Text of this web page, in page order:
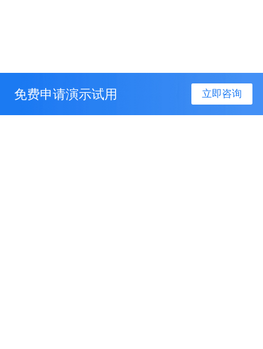
免费申请演示试用 立即咨询